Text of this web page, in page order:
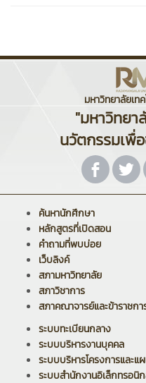
มหาวิทยาลัยเท
"มหาวิทยา
นวัตกรรมเพื่
ค้นหานักศึกษา
หลักสูตรที่เปิดสอน
คำถามที่พบบ่อย
เว็บลิงค์
สภามหาวิทยาลัย
สภาวิชาการ
สภาคณาจารย์และข้าราชกา
ระบบทะเบียนกลาง
ระบบบริหารงานบุคคล
ระบบบริหารโครงการและแ
ระบบสำนักงานอิเล็กทรอนิ